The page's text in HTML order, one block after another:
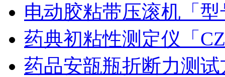
电动胶粘带压滚机「
药典初粘性测定仪「
药品安瓿瓶折断力测